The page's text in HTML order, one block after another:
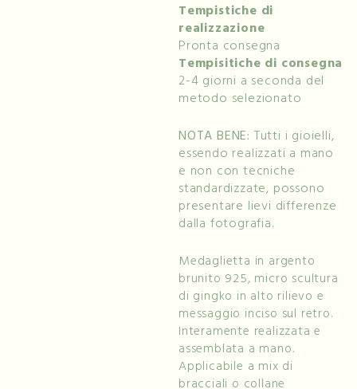
Tempistiche di
realizzazione
Pronta consegna
Tempisitiche di consegna
2-4 giorni a seconda del
metodo selezionato
NOTA BENE: Tutti i gioielli,
essendo realizzati a mano
e non con tecniche
standardizzate, possono
presentare lievi differenze
dalla fotografia.
Medaglietta in argento
brunito 925, micro scultura
di gingko in alto rilievo e
messaggio inciso sul retro.
Interamente realizzata e
assemblata a mano.
Applicabile a mix di
bracciali o collane